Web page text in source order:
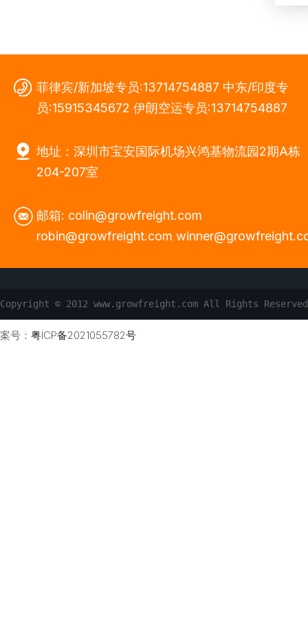
菲律宾/新加坡专员:13714754887 中东/印度专
员:15915345672 伊朗空运专员:13714754887
地址：深圳市宝安国际机场兴鸿基物流园2期A栋
204-207室
邮箱: colin@growfreight.com
robin@growfreight.com
Copyright © 2012 www.growfreight.com All Rights Reserved.
案号： 粤ICP备2021055782号